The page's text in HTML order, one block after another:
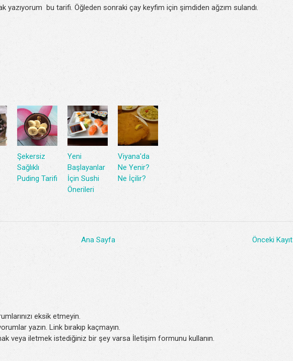
yazıyorum bu tarifi. Öğleden sonraki çay keyfim için şimdiden ağzım sulandı.
Şekersiz
Sağlıklı
Puding Tarifi
Yeni
Başlayanlar
İçin Sushi
Önerileri
Viyana'da
Ne Yenir?
Ne İçilir?
Önceki Kayıt
Ana Sayfa
eksik etmeyin.
yazın. Link bırakıp kaçmayın.
veya iletmek istediğiniz bir şey varsa İletişim formunu kullanın.